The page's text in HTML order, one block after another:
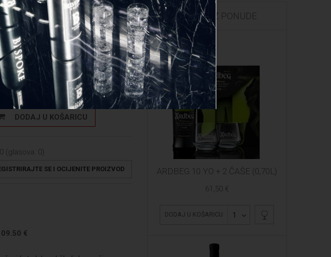
de Blancs
DODAJ U KOŠARICU
(glasova: 0)
SE I OCIJENITE PROIZVOD
€
IZDVOJENO IZ PONUDE
ARDBEG 10 YO + 2 ČAŠE (0,70L)
61,50 €
DODAJ U KOŠARICU 1